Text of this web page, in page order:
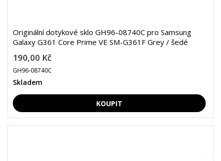
Originální dotykové sklo GH96-08740C pro Samsung
Galaxy G361 Core Prime VE SM-G361F Grey / šedé
190,00 Kč
GH96-08740C
Skladem